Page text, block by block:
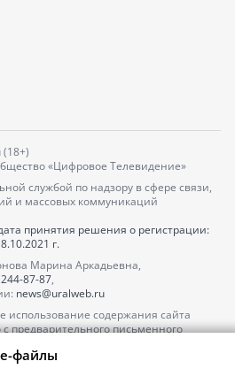
«Цифровое Телевидение»
службой по надзору в сфере связи,
и массовых коммуникаций
принятия решения о регистрации:
г.
Марина Аркадьевна,
87-87,
news@uralweb.ru
содержания сайта
предварительного письменного
обращайтесь по тел.
файлы